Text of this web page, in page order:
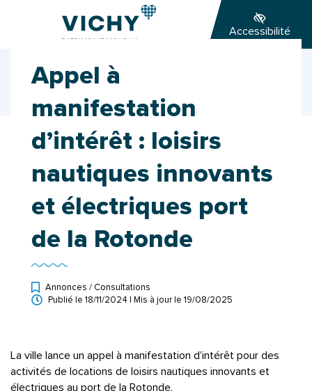
Accessibilité
Accueil Ma ville
Appel à manifestation d’intérêt : loisirs nautiques
innovants et électriques port de la Rotonde
Appel à
manifestation
d’intérêt : loisirs
nautiques innovants
et électriques port
de la Rotonde
Annonces / Consultations
Publié le 18/11/2024 | Mis à jour le 19/08/2025
La ville lance un appel à manifestation d’intérêt pour des
activités de locations de loisirs nautiques innovants et
électriques au port de la Rotonde.